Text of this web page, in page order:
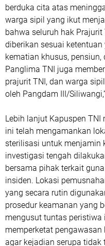
berduka cita atas
warga sipil yang ikut
bahwa seluruh hak
diberikan sesuai
kematian khusus,
Panglima TNI juga
prajurit TNI, dan warga
oleh Pangdam III/
Lebih lanjut Kapuspen
ini telah mengamankan
sterilisasi untuk menjamin
investigasi tengah
bersama pihak terkait
insiden. Lokasi
yang secara rutin
prosedur keamanan yang
mengusut tuntas peristiwa
memperketat
agar kejadian serupa